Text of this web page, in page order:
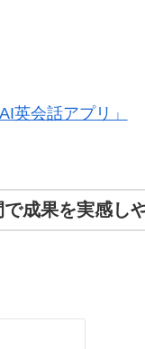
英会話アプリ」
成果を実感し